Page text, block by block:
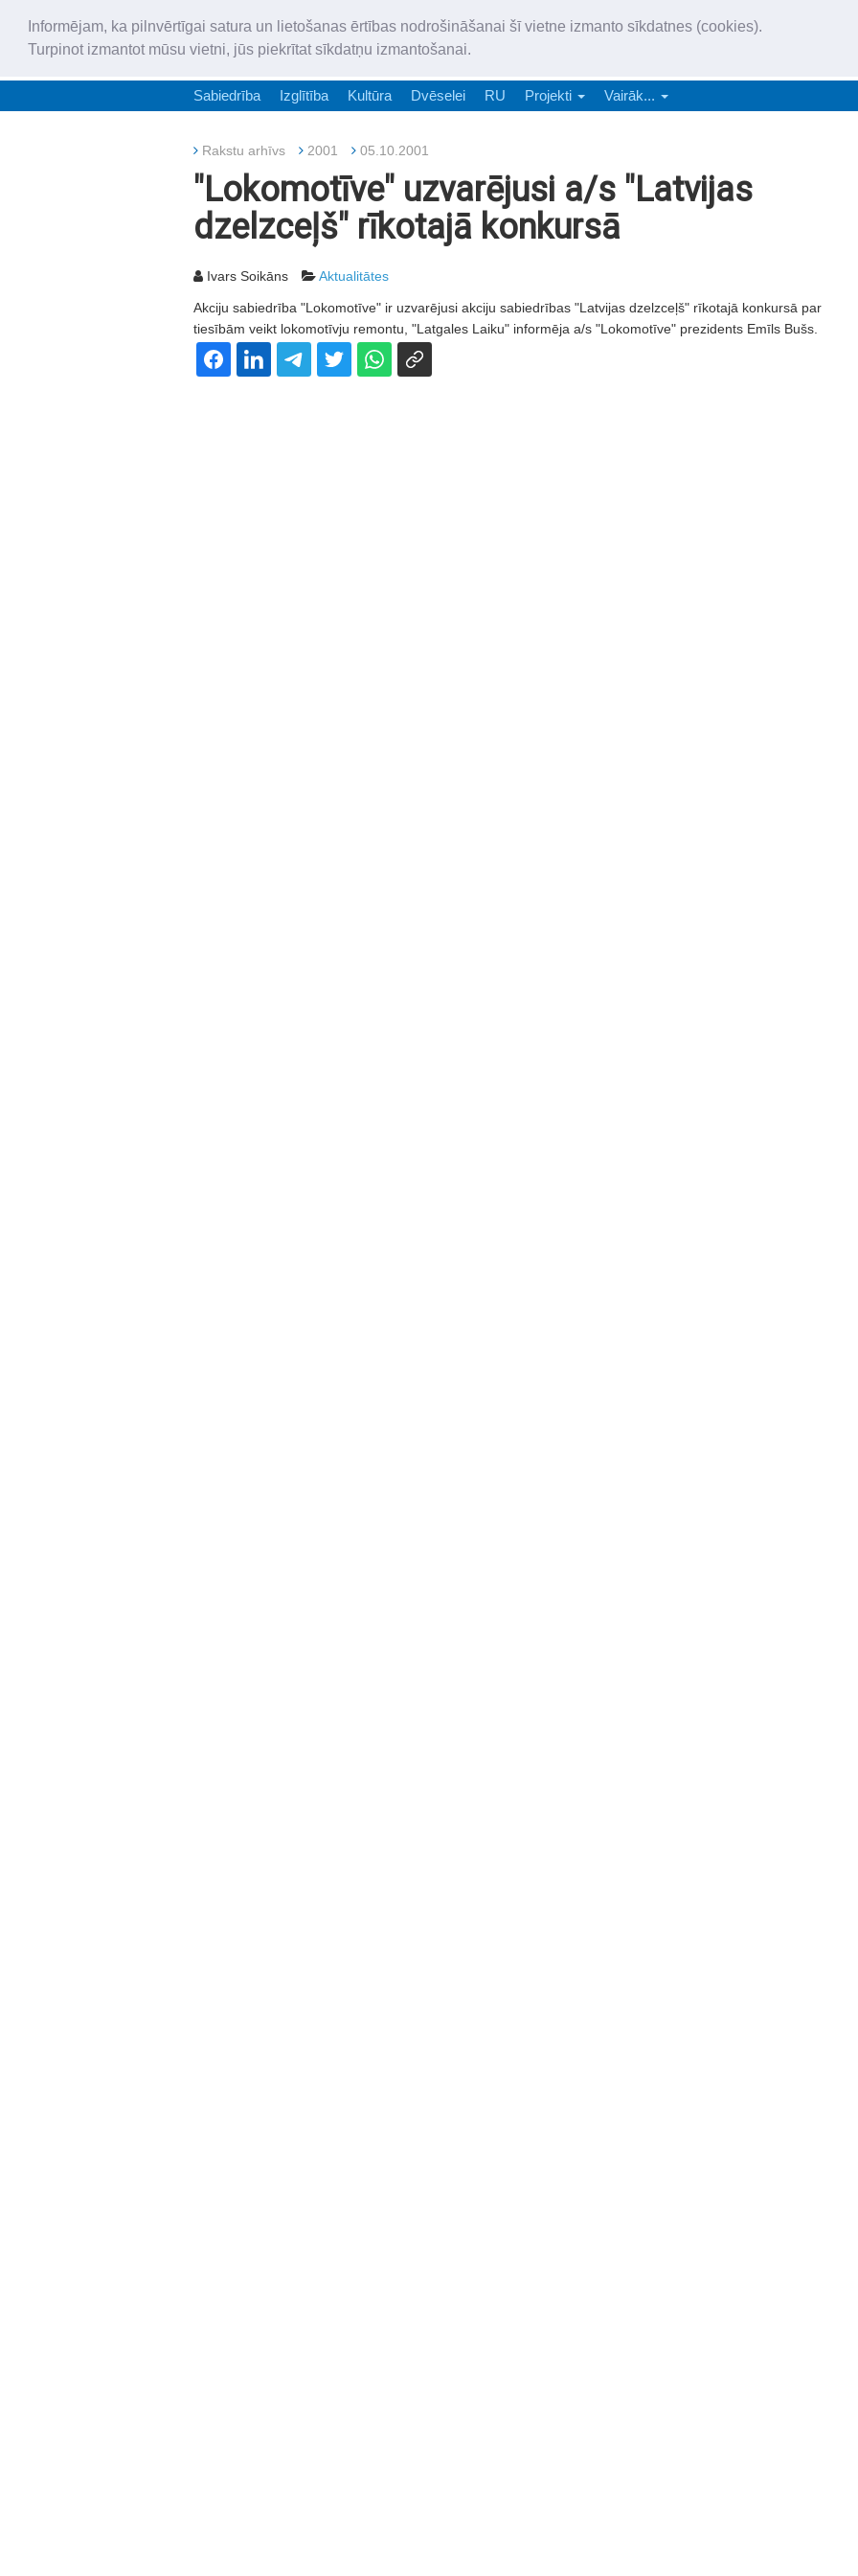
Informējam, ka pilnvērtīgai satura un lietošanas ērtības nodrošināšanai šī vietne izmanto sīkdatnes (cookies).
Turpinot izmantot mūsu vietni, jūs piekrītat sīkdatņu izmantošanai.
„Latgales Laiks” latviešu valodā aptver Daugavpils valstspilsētu,
Sabiedrība Izglītība Kultūra Dvēselei RU Projekti Vairāk...
Rakstu arhīvs 2001 05.10.2001
"Lokomotīve" uzvarējusi a/s "Latvijas
dzelzceļš" rīkotajā konkursā
Ivars Soikāns Aktualitātes
Akciju sabiedrība "Lokomotīve" ir uzvarējusi akciju sabiedrības "Latvijas dzelzceļš" rīkotajā konkursā par
tiesībām veikt lokomotīvju remontu, "Latgales Laiku" informēja a/s "Lokomotīve" prezidents Emīls Bušs.